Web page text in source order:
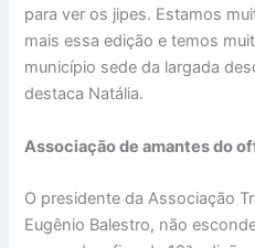
para ver os jipes. Estamos
mais essa edição e temos
município sede da largada
destaca Natália.
Associação de amantes do
O presidente da Associação
Eugênio Balestro, não